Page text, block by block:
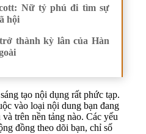
Nữ tỷ phú đi tìm sự
hội
thành kỳ lân của Hàn
tạo nội dụng rất phức tạp.
vào loại nội dung bạn đang
trên nền tảng nào. Các yếu
đồng theo dõi bạn, chỉ số